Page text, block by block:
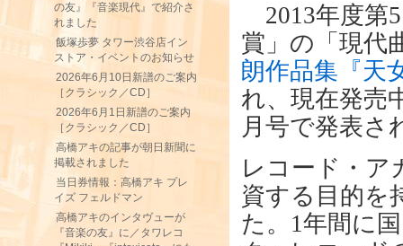
の友』『音楽現代』で紹介さ
れました
飯塚歩夢 タワー渋谷店イン
ストア・イベントのお知らせ
2026年6月10日新譜のご案内
［クラシック／CD］
2026年6月1日新譜のご案内
［クラシック／CD］
高橋アキの記事が朝日新聞に
掲載されました
当日券情報：高橋アキ プレ
イズ フェルドマン
高橋アキのインタヴューが
『音楽の友』に／タワレコ
2013年度第
賞」の「現代
朗作品集『天
れ、現在発売
月号で発表さ
レコード・ア
資する目的を
た。1年間に